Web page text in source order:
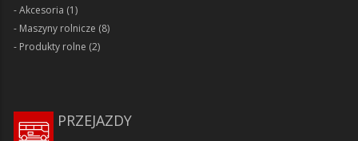
Akcesoria (1)
Maszyny rolnicze (8)
Produkty rolne (2)
PRZEJAZDY